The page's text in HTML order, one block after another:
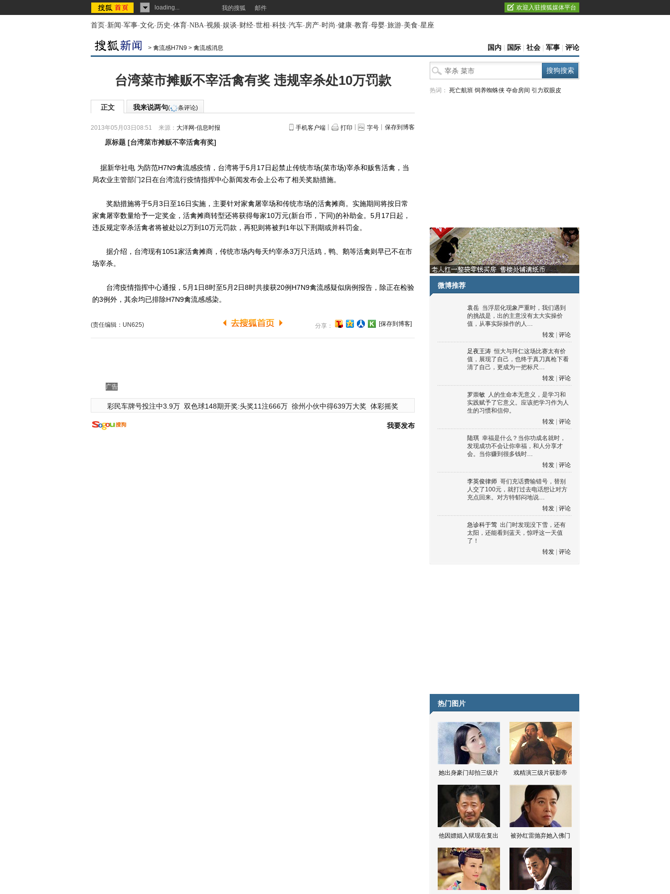
loading... 我的搜狐 邮件 欢迎入驻搜狐媒体平台
首页-新闻-军事-文化-历史-体育-NBA-视频-娱谈-财经-世相-科技-汽车-房产-时尚-健康-教育-母婴-旅游-美食-星座
> 禽流感H7N9 > 禽流感消息 国内 国际 社会 军事 评论
台湾菜市摊贩不宰活禽有奖 违规宰杀处10万罚款
正文 我来说两句( 条评论)
2013年05月03日08:51 来源： 大洋网-信息时报 手机客户端 打印 字号 保存到博客
原标题 [台湾菜市摊贩不宰活禽有奖]
据新华社电 为防范H7N9禽流感疫情，台湾将于5月17日起禁止传统市场(菜市场)宰杀和贩售活禽，当
局农业主管部门2日在台湾流行疫情指挥中心新闻发布会上公布了相关奖励措施。
奖励措施将于5月3日至16日实施，主要针对家禽屠宰场和传统市场的活禽摊商。实施期间将按日常
家禽屠宰数量给予一定奖金，活禽摊商转型还将获得每家10万元(新台币，下同)的补助金。5月17日起，
违反规定宰杀活禽者将被处以2万到10万元罚款，再犯则将被判1年以下刑期或并科罚金。
据介绍，台湾现有1051家活禽摊商，传统市场内每天约宰杀3万只活鸡，鸭、鹅等活禽则早已不在市
场宰杀。
台湾疫情指挥中心通报，5月1日8时至5月2日8时共接获20例H7N9禽流感疑似病例报告，除正在检验
的3例外，其余均已排除H7N9禽流感感染。
(责任编辑：UN625) 分享： [保存到博客]
广告
彩民车牌号投注中3.9万 双色球148期开奖:头奖11注666万 徐州小伙中得639万大奖 体彩摇奖
我要发布
热词： 死亡航班 饲养蜘蛛侠 夺命房间 引力双眼皮
微博推荐
袁岳 当浮层化现象严重时，我们遇到
的挑战是，出的主意没有太大实操价
值，从事实际操作的人…
转发
评论
足夜王涛 恒大与拜仁这场比赛太有价
值，展现了自己，也终于真刀真枪下看
清了自己，更成为一把标尺…
转发
评论
罗崇敏 人的生命本无意义，是学习和
实践赋予了它意义。应该把学习作为人
生的习惯和信仰。
转发
评论
陆琪 幸福是什么？当你功成名就时，
发现成功不会让你幸福，和人分享才
会。当你赚到很多钱时…
转发
评论
李英俊律师 哥们充话费输错号，替别
人交了100元，就打过去电话想让对方
充点回来。对方特郁闷地说…
转发
评论
急诊科于莺 出门时发现没下雪，还有
太阳，还能看到蓝天，惊呼这一天值
了！
转发
评论
热门图片
她出身豪门却拍三级片 戏精演三级片获影帝
他因嫖娼入狱现在复出 被孙红雷抛弃她入佛门